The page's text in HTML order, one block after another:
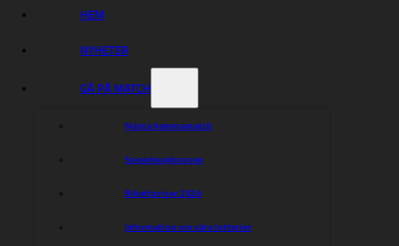
HEM
NYHETER
GÅ PÅ MATCH
Nästa hemmamatch
Speedwaybussen
Biljettpriser 2026
Information om våra lotterier